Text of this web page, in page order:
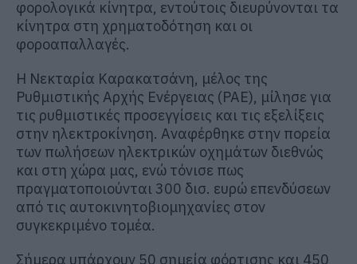
φορολογικά κίνητρα, εντούτοις διευρύνονται τα
κίνητρα στη χρηματοδότηση και οι
φοροαπαλλαγές.
Η Νεκταρία Καρακατσάνη, μέλος της
Ρυθμιστικής Αρχής Ενέργειας (ΡΑΕ), μίλησε για
τις ρυθμιστικές προσεγγίσεις και τις εξελίξεις
στην ηλεκτροκίνηση. Αναφέρθηκε στην πορεία
των πωλήσεων ηλεκτρικών οχημάτων διεθνώς
και στη χώρα μας, ενώ τόνισε πως
πραγματοποιούνται 300 δισ. ευρώ επενδύσεων
από τις αυτοκινητοβιομηχανίες στον
συγκεκριμένο τομέα.
Σήμερα υπάρχουν 50 σημεία φόρτισης και 450